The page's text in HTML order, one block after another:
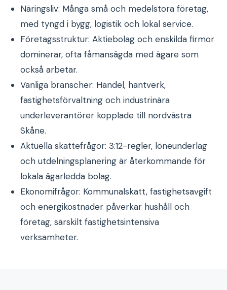
Näringsliv: Många små och medelstora företag,
med tyngd i bygg, logistik och lokal service.
Företagsstruktur: Aktiebolag och enskilda firmor
dominerar, ofta fåmansägda med ägare som
också arbetar.
Vanliga branscher: Handel, hantverk,
fastighetsförvaltning och industrinära
underleverantörer kopplade till nordvästra
Skåne.
Aktuella skattefrågor: 3:12-regler, löneunderlag
och utdelningsplanering är återkommande för
lokala ägarledda bolag.
Ekonomifrågor: Kommunalskatt, fastighetsavgift
och energikostnader påverkar hushåll och
företag, särskilt fastighetsintensiva
verksamheter.